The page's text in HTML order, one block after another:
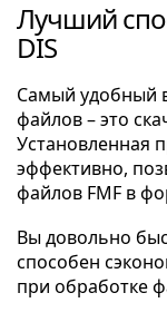
Лучший
DIS
Самый удобный
файлов – это
Установленная
эффективно,
файлов FMF в
Вы довольно
способен
при обработке